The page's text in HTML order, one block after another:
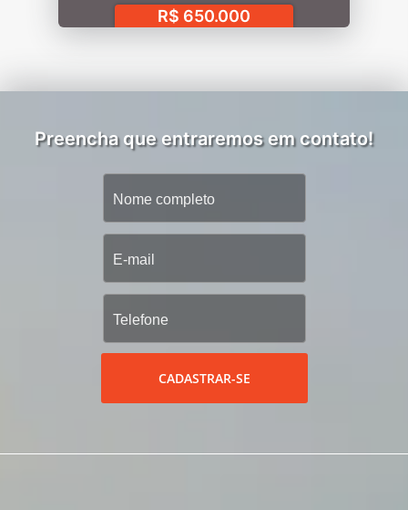
R$ 650.000
Preencha que entraremos em contato!
CADASTRAR-SE